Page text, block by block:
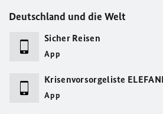
Deutschland und die Welt
Sicher Reisen
App
Krisenvorsorgeliste
App